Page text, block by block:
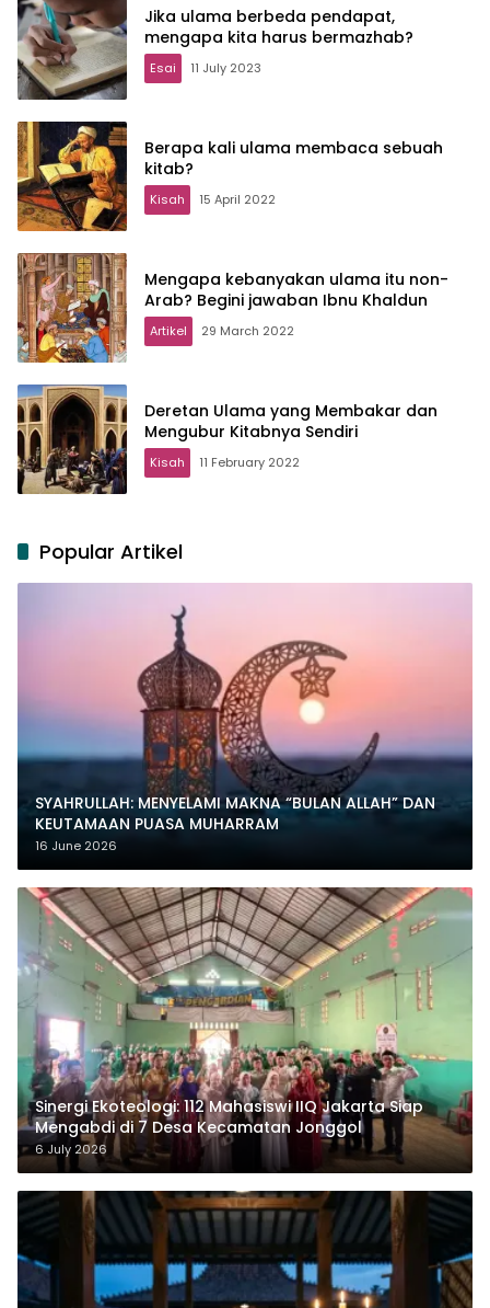
Jika ulama berbeda pendapat,
mengapa kita harus bermazhab?
Esai 11 July 2023
Berapa kali ulama membaca sebuah
kitab?
Kisah 15 April 2022
Mengapa kebanyakan ulama itu non-
Arab? Begini jawaban Ibnu Khaldun
Artikel 29 March 2022
Deretan Ulama yang Membakar dan
Mengubur Kitabnya Sendiri
Kisah 11 February 2022
Popular Artikel
SYAHRULLAH: MENYELAMI MAKNA “BULAN ALLAH” DAN
KEUTAMAAN PUASA MUHARRAM
16 June 2026
‎Sinergi Ekoteologi: 112 Mahasiswi IIQ Jakarta Siap
Mengabdi di 7 Desa Kecamatan Jonggol
6 July 2026